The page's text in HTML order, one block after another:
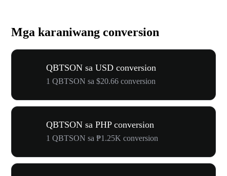
Mga karaniwang conversion
QBTSON sa USD conversion
1 QBTSON sa $20.66 conversion
QBTSON sa PHP conversion
1 QBTSON sa ₱1.25K conversion